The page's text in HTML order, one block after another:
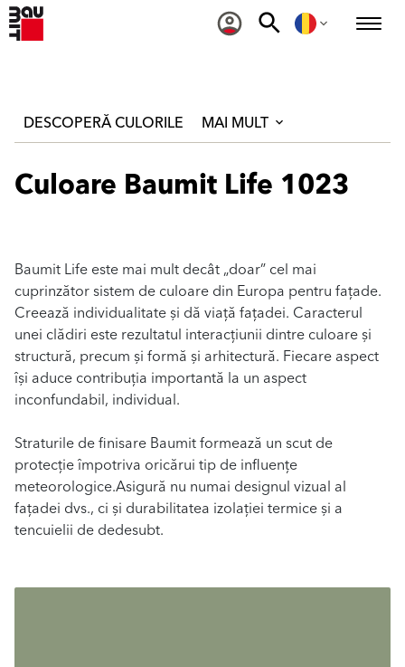
DESCOPERĂ CULORILE MAI MULT
Culoare Baumit Life 1023
Baumit Life este mai mult decât „doar” cel mai
cuprinzător sistem de culoare din Europa pentru fațade.
Creează individualitate și dă viață fațadei. Caracterul
unei clădiri este rezultatul interacțiunii dintre culoare și
structură, precum și formă și arhitectură. Fiecare aspect
își aduce contribuția importantă la un aspect
inconfundabil, individual.
Straturile de finisare Baumit formează un scut de
protecție împotriva oricărui tip de influențe
meteorologice.Asigură nu numai designul vizual al
fațadei dvs., ci și durabilitatea izolației termice și a
tencuielii de dedesubt.